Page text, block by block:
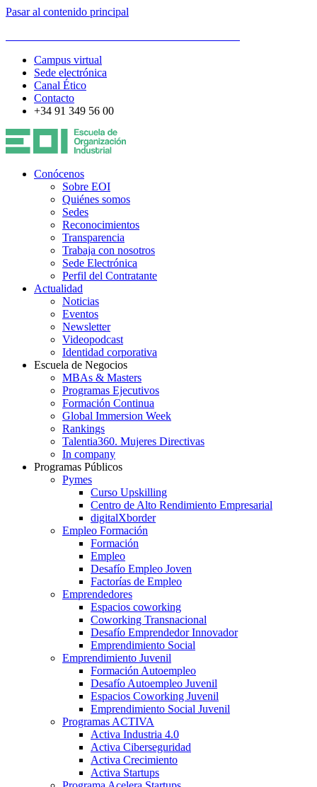
Pasar al contenido principal
Campus virtual
Sede electrónica
Canal Ético
Contacto
+34 91 349 56 00
Conócenos
Sobre EOI
Quiénes somos
Sedes
Reconocimientos
Transparencia
Trabaja con nosotros
Sede Electrónica
Perfil del Contratante
Actualidad
Noticias
Eventos
Newsletter
Videopodcast
Identidad corporativa
Escuela de Negocios
MBAs & Masters
Programas Ejecutivos
Formación Continua
Global Immersion Week
Rankings
Talentia360. Mujeres Directivas
In company
Programas Públicos
Pymes
Curso Upskilling
Centro de Alto Rendimiento Empresarial
digitalXborder
Empleo Formación
Formación
Empleo
Desafío Empleo Joven
Factorías de Empleo
Emprendedores
Espacios coworking
Coworking Transnacional
Desafío Emprendedor Innovador
Emprendimiento Social
Emprendimiento Juvenil
Formación Autoempleo
Desafío Autoempleo Juvenil
Espacios Coworking Juvenil
Emprendimiento Social Juvenil
Programas ACTIVA
Activa Industria 4.0
Activa Ciberseguridad
Activa Crecimiento
Activa Startups